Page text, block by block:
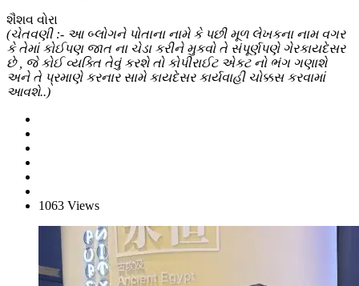
શૈશવ વોરા
(ચેતવણી :- આ બ્લોગને પોતાના નામે કે પછી મૂળ લેખકના નામ વગર
કે તેમાં કોઈપણ જાત ના ચેડા કરીને મુકવો તે સંપૂર્ણપણે ગેરકાયદેસર
છે , જે કોઈ વ્યક્તિ તેવું કરશે તો કોપીરાઈટ એકટ નો ભંગ ગણાશે
અને તે પ્રમાણે કરનાર સામે કાયદેસર કાર્યવાહી ચોક્કસ કરવામાં
આવશે..)
1063 Views